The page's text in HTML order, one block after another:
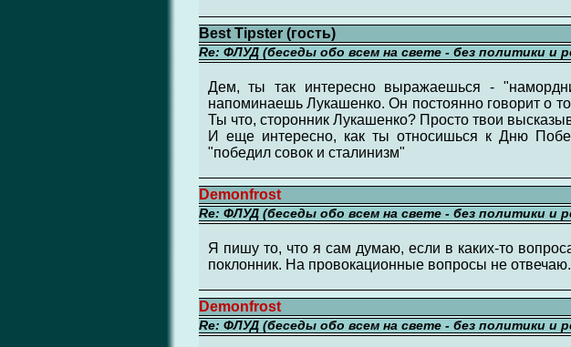
Best Tipster (гость)
Re: ФЛУД (беседы обо всем на свете - без политики и
Дем, ты так интересно выражаешься -
напоминаешь Лукашенко. Он постоянно говорит о
Ты что, сторонник Лукашенко? Просто твои
И еще интересно, как ты относишься к Дню
"победил совок и сталинизм"
Demonfrost
Re: ФЛУД (беседы обо всем на свете - без политики и
Я пишу то, что я сам думаю, если в каких-то
поклонник. На провокационные вопросы не отвечаю.
Demonfrost
Re: ФЛУД (беседы обо всем на свете - без политики и